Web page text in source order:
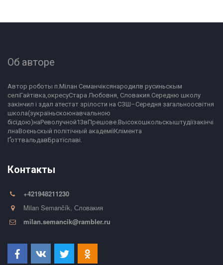
Об авторе
Автор роботы п.Мілан Семанчіксянародилв русиньскым
селіГайтівка,окресуСтара Любовня, Словакия.Середню школу
закінчил і здал атестат зрілости на СЗШ–Середня загальноосвітня
школа(зукраїньскоюнавчальною
бісїдою)наРеволучной13вПрешове.Высокошкольскыштудіїзакінчі
лнаВоєньскый політічный академіїКлімента
ҐоттвальдавБратїславі.
Контакты
+421948211230
Milan Semančík, Словакия
milan.semancik@rambler.ru